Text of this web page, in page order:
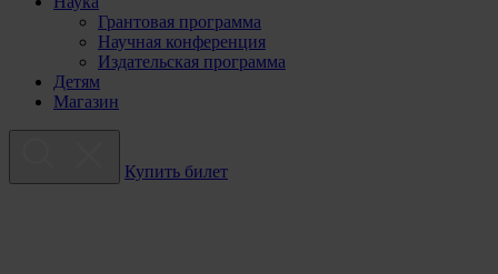
Грантовая программа
Научная конференция
Издательская программа
Детям
Магазин
Купить билет